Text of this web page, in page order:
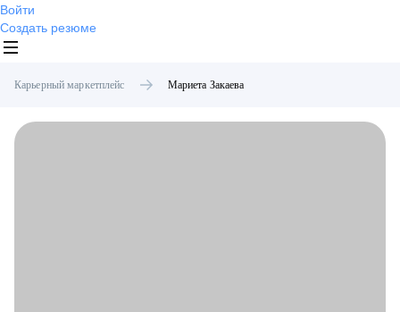
Войти
Создать резюме
Карьерный маркетплейс Мариета Закаева